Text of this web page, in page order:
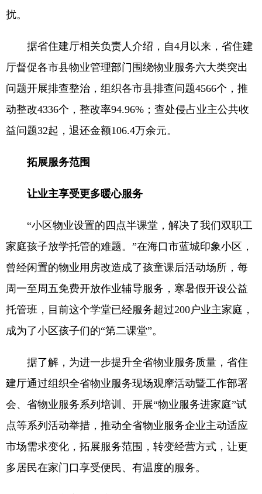
扰。
据省住建厅相关负责人介绍，自4月以来，省住建
厅督促各市县物业管理部门围绕物业服务六大类突出
问题开展排查整治，组织各市县排查问题4566个，推
动整改4336个，整改率94.96%；查处侵占业主公共收
益问题32起，退还金额106.4万余元。
拓展服务范围
让业主享受更多暖心服务
“小区物业设置的四点半课堂，解决了我们双职工
家庭孩子放学托管的难题。”在海口市蓝城印象小区，
曾经闲置的物业用房改造成了孩童课后活动场所，每
周一至周五免费开放作业辅导服务，寒暑假开设公益
托管班，目前这个学堂已经服务超过200户业主家庭，
成为了小区孩子们的“第二课堂”。
据了解，为进一步提升全省物业服务质量，省住
建厅通过组织全省物业服务现场观摩活动暨工作部署
会、省物业服务系列培训、开展“物业服务进家庭”试
点等系列活动举措，推动全省物业服务企业主动适应
市场需求变化，拓展服务范围，转变经营方式，让更
多居民在家门口享受便民、有温度的服务。